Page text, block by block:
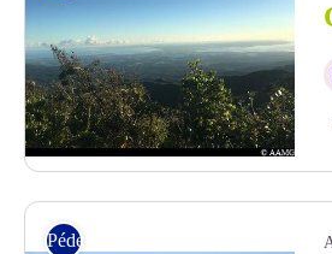
Pédestre